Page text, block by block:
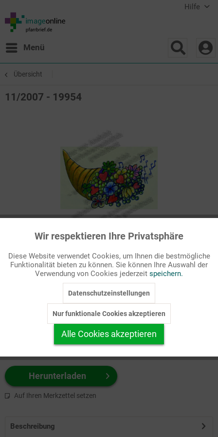
Hilfe
Menü
Übersicht
11/2007 - 19954
Passende Stichworte
Fastenzeit/Passion, Kirchenjahr
zuerst Ihr Produktformat aus.
z.B. Farbe-Grafik, Schwarz-Weiß-Grafik, mit/ohne Text ...
Herunterladen
Auf Ihren Merkzettel setzen
Beschreibung
Funktionale Aktiv
Marketing Inaktiv
Personalisierung Inaktiv
Service
Wir respektieren Ihre Privatsphäre
Diese Website verwendet Cookies, um Ihnen die bestmögliche
Funktionalität bieten zu können. Sie können Ihre Auswahl der
Verwendung von Cookies jederzeit speichern.
Datenschutzeinstellungen
Nur funktionale Cookies akzeptieren
Alle Cookies akzeptieren